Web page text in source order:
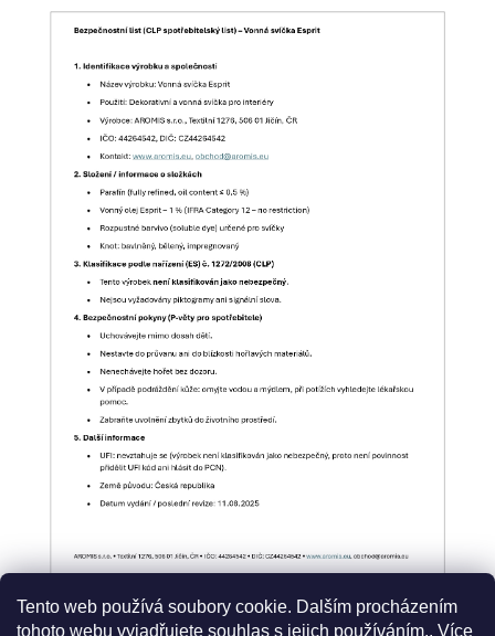
Tento web používá soubory cookie. Dalším procházením
tohoto webu vyjadřujete souhlas s jejich používáním.. Více